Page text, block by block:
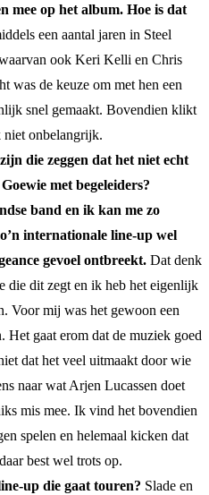
mee op het album. Hoe is dat
een aantal jaren in Steel
ook Keri Kelli en Chris
was de keuze om met hen een
snel gemaakt. Bovendien klikt
niet onbelangrijk.
die zeggen dat het niet echt
met begeleiders?
band en ik kan me zo
internationale line-up wel
gevoel ontbreekt. Dat denk
die dit zegt en ik heb het eigenlijk
Voor mij was het gewoon een
gaat erom dat de muziek goed
dat het veel uitmaakt door wie
naar wat Arjen Lucassen doet
mis mee. Ik vind het bovendien
spelen en helemaal kicken dat
best wel trots op.
up die gaat touren? Slade en